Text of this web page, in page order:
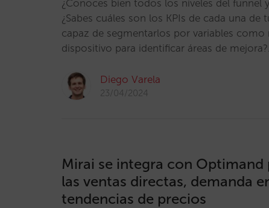
¿Conoces bien todos los niveles del funnel
¿Sabes cuáles son los KPIs de cada una de
capaz de segmentarlos por variables
dispositivo para identificar áreas de
Diego Varela
23/04/2024
Mirai se integra con Optimand
las ventas directas, demanda
tendencias de precios